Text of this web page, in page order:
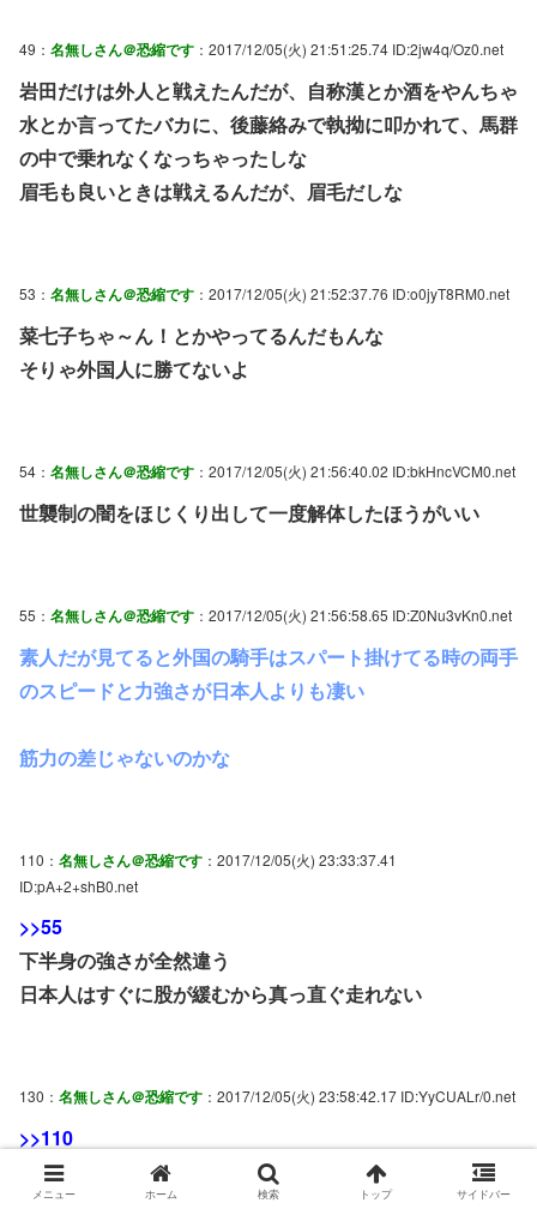
49： 名無しさん＠恐縮です ：2017/12/05(火) 21:51:25.74 ID:2jw4q/Oz0.net
岩田だけは外人と戦えたんだが、自称漢とか酒をやんちゃ
水とか言ってたバカに、後藤絡みで執拗に叩かれて、馬群
の中で乗れなくなっちゃったしな
眉毛も良いときは戦えるんだが、眉毛だしな
53： 名無しさん＠恐縮です ：2017/12/05(火) 21:52:37.76 ID:o0jyT8RM0.net
菜七子ちゃ～ん！とかやってるんだもんな
そりゃ外国人に勝てないよ
54： 名無しさん＠恐縮です ：2017/12/05(火) 21:56:40.02 ID:bkHncVCM0.net
世襲制の闇をほじくり出して一度解体したほうがいい
55： 名無しさん＠恐縮です ：2017/12/05(火) 21:56:58.65 ID:Z0Nu3vKn0.net
素人だが見てると外国の騎手はスパート掛けてる時の両手
のスピードと力強さが日本人よりも凄い
筋力の差じゃないのかな
110： 名無しさん＠恐縮です ：2017/12/05(火) 23:33:37.41
ID:pA+2+shB0.net
>>55
下半身の強さが全然違う
日本人はすぐに股が緩むから真っ直ぐ走れない
130： 名無しさん＠恐縮です ：2017/12/05(火) 23:58:42.17 ID:YyCUALr/0.net
>>110
昔の日本人は和式便所で知らないうちに筋肉が鍛えられた
メニュー ホーム 検索 トップ サイドバー